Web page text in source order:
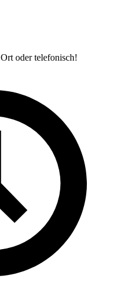
oder telefonisch!